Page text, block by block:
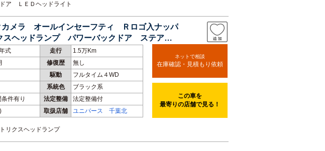
ア ＬＥＤヘッドライト
メラ オールインセーフティ Ｒロゴ入ナッパ
ヘッドランプ パワーバックドア ステアリ
式 走行
1.5万Km
修復歴
無し
駆動
フルタイム４WD
系統色
ブラック系
件有り 法定整備
法定整備付
取扱店舗 ユニバース 千葉北
リクスヘッドランプ
ネットで相談
在庫確認・見積もり依頼
この車を
最寄りの店舗で見る！